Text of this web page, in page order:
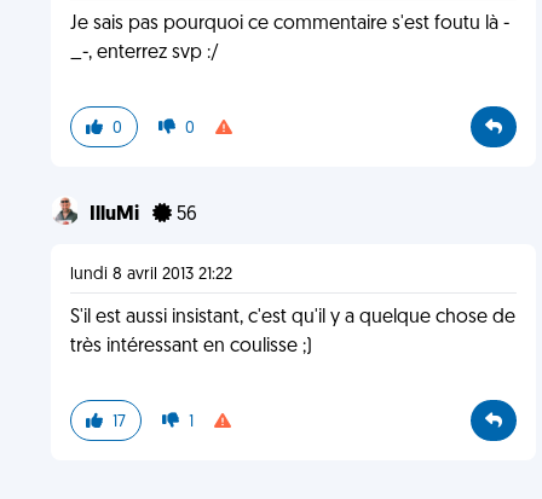
Je sais pas pourquoi ce commentaire s'est foutu là -
_-, enterrez svp :/
0 0
IlluMi 56
lundi 8 avril 2013 21:22
S'il est aussi insistant, c'est qu'il y a quelque chose de
très intéressant en coulisse ;)
17 1